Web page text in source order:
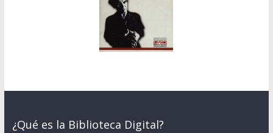
¿Qué es la Biblioteca Digital?